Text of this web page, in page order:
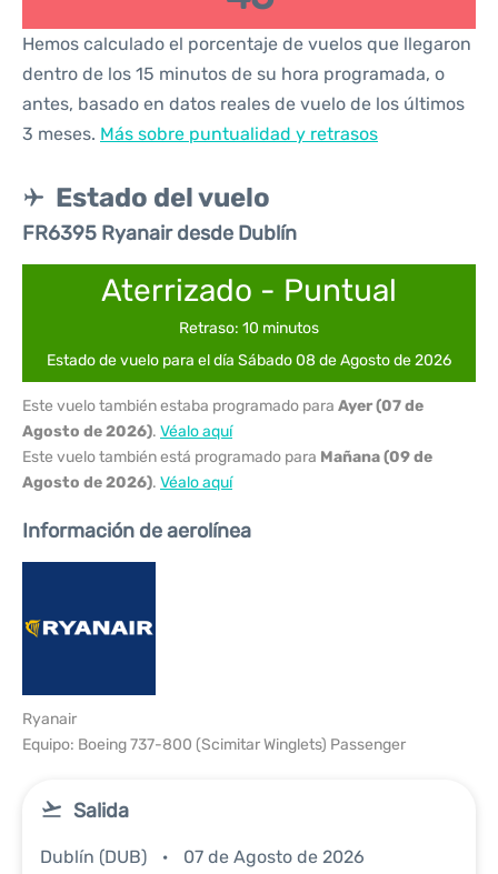
Hemos calculado el porcentaje de vuelos que llegaron
dentro de los 15 minutos de su hora programada, o
antes, basado en datos reales de vuelo de los últimos
3 meses. Más sobre puntualidad y retrasos
Estado del vuelo
FR6395 Ryanair desde Dublín
Aterrizado - Puntual
Retraso: 10 minutos
Estado de vuelo para el día Sábado 08 de Agosto de 2026
Este vuelo también estaba programado para Ayer (07 de
Agosto de 2026). Véalo aquí
Este vuelo también está programado para Mañana (09 de
Agosto de 2026). Véalo aquí
Información de aerolínea
Ryanair
Equipo: Boeing 737-800 (Scimitar Winglets) Passenger
Salida
Dublín (DUB) 07 de Agosto de 2026